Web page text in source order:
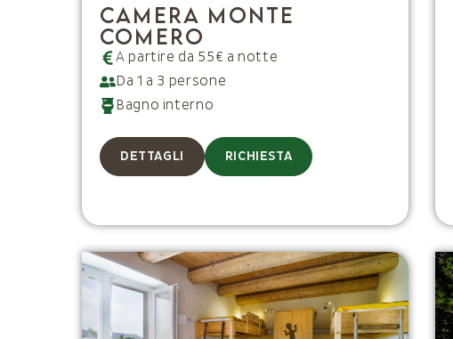
Camera Monte
Comero
A partire da 55€ a notte
Da 1 a 3 persone
Bagno interno
DETTAGLI RICHIESTA